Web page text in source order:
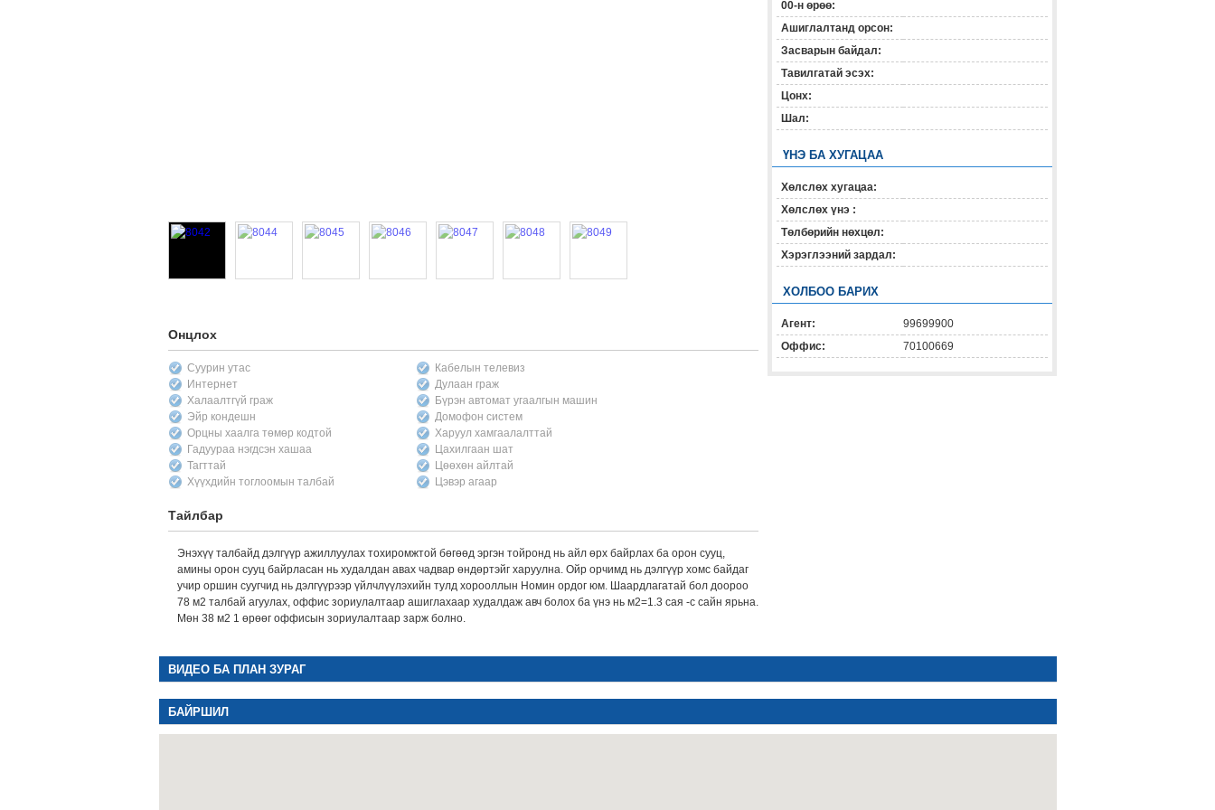
Онцлох
Суурин утас
Кабелын телевиз
Интернет
Дулаан граж
Халаалтгүй граж
Бүрэн автомат угаалгын машин
Эйр кондешн
Домофон систем
Орцны хаалга төмөр кодтой
Харуул хамгаалалттай
Гадуураа нэгдсэн хашаа
Цахилгаан шат
Тагттай
Цөөхөн айлтай
Хүүхдийн тоглоомын талбай
Цэвэр агаар
Тайлбар
Энэхүү талбайд дэлгүүр ажиллуулах тохиромжтой бөгөөд эргэн тойронд нь айл өрх байрлах ба орон сууц,
амины орон сууц байрласан нь худалдан авах чадвар өндөртэйг харуулна. Ойр орчимд нь дэлгүүр хомс байдаг
учир оршин суугчид нь дэлгүүрээр үйлчлүүлэхийн тулд хорооллын Номин ордог юм. Шаардлагатай бол доороо
78 м2 талбай агуулах, оффис зориулалтаар ашиглахаар худалдаж авч болох ба үнэ нь м2=1.3 сая -с сайн ярьна.
Мөн 38 м2 1 өрөөг оффисын зориулалтаар зарж болно.
00-н өрөө:
Ашиглалтанд орсон:
Засварын байдал:
Тавилгатай эсэх:
Цонх:
Шал:
ҮНЭ БА ХУГАЦАА
Хөлслөх хугацаа:
Хөлслөх үнэ :
Төлбөрийн нөхцөл:
Хэрэглээний зардал:
ХОЛБОО БАРИХ
Агент:
99699900
Оффис:
70100669
ВИДЕО БА ПЛАН ЗУРАГ
БАЙРШИЛ